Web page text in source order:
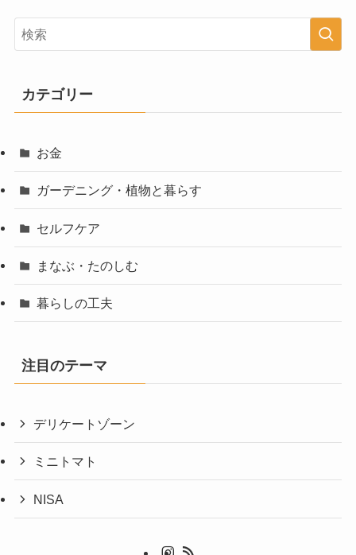
カテゴリー
お金
ガーデニング・植物と暮らす
セルフケア
まなぶ・たのしむ
暮らしの工夫
注目のテーマ
デリケートゾーン
ミニトマト
NISA